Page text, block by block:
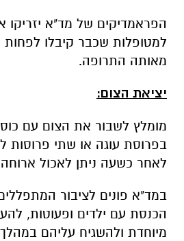
הפראמדיקים של מד"א יזריקו
למטופלות שכבר קיבלו לפחות
מאותה התרופה.
יציאת הצום:
מומלץ לשבור את הצום עם כוס
בפרוסת עוגה או שתי
לאחר כשעה ניתן לאכול
במד"א פונים לציבור
הכנסת עם ילדים ופעוטות,
מיוחדת ולהשגיח עליהם